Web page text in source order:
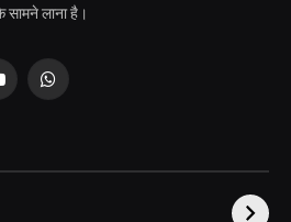
सामने लाना है।
WhatsApp
है
उत्तराखंड की एक ऐसी